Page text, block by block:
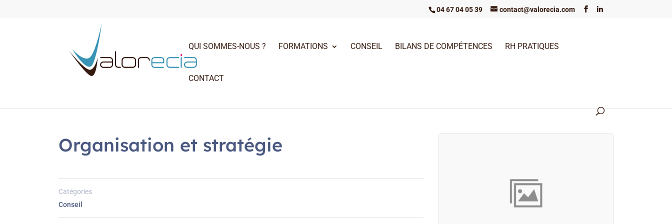
04 67 04 05 39 contact@valorecia.com
QUI SOMMES-NOUS ? FORMATIONS CONSEIL BILANS DE COMPÉTENCES RH PRATIQUES
CONTACT
Organisation et stratégie
Catégories
Conseil